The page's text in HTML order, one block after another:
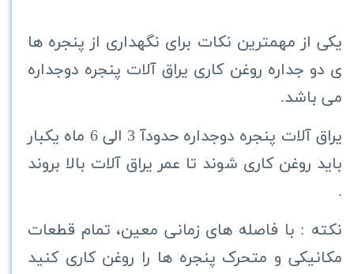
یکی از مهمترین نکات برای نگهداری از پنجره ها
ی دو جداره روغن کاری یراق آلات پنجره دوجداره
می باشد.
یراق آلات پنجره دوجداره حدودآ 3 الی 6 ماه یکبار
باید روغن کاری شوند تا عمر یراق آلات بالا بروند
.
نکته : با فاصله های زمانی معین، تمام قطعات
مکانیکی و متحرک پنجره ها را روغن کاری کنید